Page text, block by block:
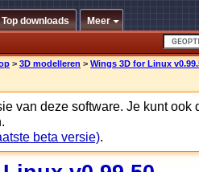
Top downloads Meer
> 3D modelleren > Wings 3D for Linux
van deze software. Je kunt ook
beta versie).